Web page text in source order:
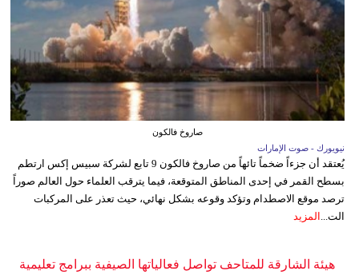
صاروخ فالكون
نيويورك - صوت الإمارات
يُعتقد أن جزءاً ضخماً تائهاً من صاروخ فالكون 9 تابع لشركة سبيس إكس ارتطم
بسطح القمر في إحدى المناطق المتوقعة، فيما يترقب العلماء حول العالم صوراً
ترصد موقع الاصطدام وتؤكد وقوعه بشكل نهائي، حيث تعذر على المركبات
الت...
المزيد
هيئة الشارقة للمتاحف تواصل فعالياتها الصيفية ببرامج تعليمية